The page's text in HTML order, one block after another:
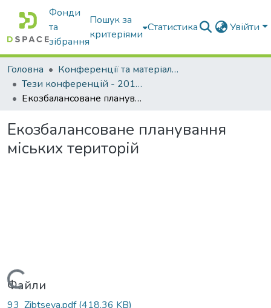
Фонди
та
зібрання
Пошук за
критеріями
Статистика Увійти
Головна
Конференції та матеріали конференцій
Тези конференцій - 2015 - 2018
Екозбалансоване планування міських територій
Екозбалансоване планування
міських територій
Файли
93_Zibtseva.pdf(418,36 KB)